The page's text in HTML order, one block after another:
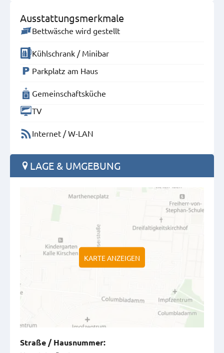
Ausstattungsmerkmale
Bettwäsche wird gestellt
Kühlschrank / Minibar
Parkplatz am Haus
Gemeinschaftsküche
TV
Internet / W-LAN
LAGE & UMGEBUNG
KARTE ANZEIGEN
Straße / Hausnummer: